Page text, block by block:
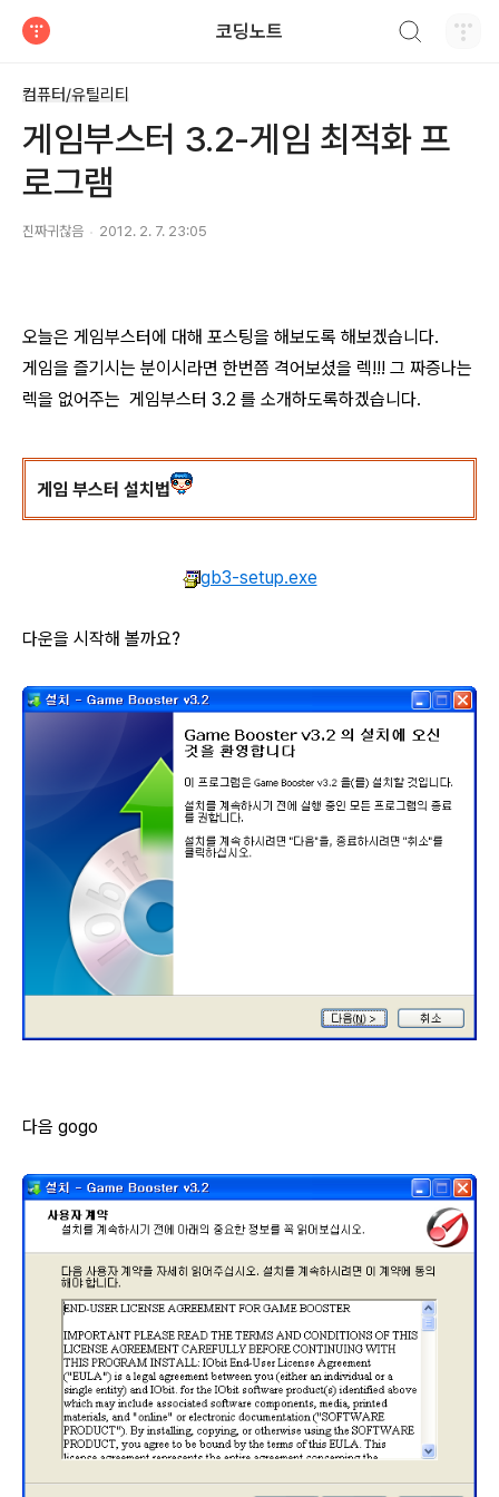
코딩노트
컴퓨터/유틸리티
게임부스터 3.2-게임 최적화 프
로그램
진짜귀찮음 2012. 2. 7. 23:05
오늘은 게임부스터에 대해 포스팅을 해보도록 해보겠습니다.
게임을 즐기시는 분이시라면 한번쯤 격어보셨을 렉!!! 그 짜증나는
렉을 없어주는 게임부스터 3.2 를 소개하도록하겠습니다.
게임 부스터 설치법
gb3-setup.exe
다운을 시작해 볼까요?
다음 gogo